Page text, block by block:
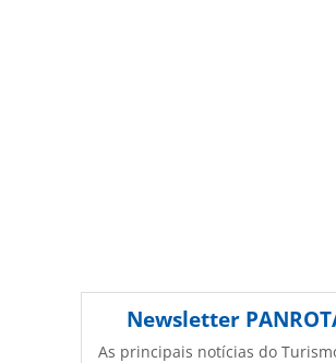
Newsletter
As principais notícias do